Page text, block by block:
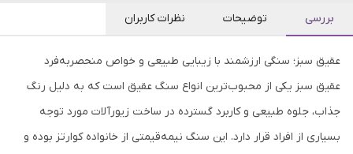
بررسی توضیحات نظرات کاربران
عقیق سبز؛ سنگی ارزشمند با زیبایی طبیعی و خواص منحصربه‌فرد
عقیق سبز یکی از محبوب‌ترین انواع سنگ عقیق است که به دلیل رنگ
جذاب، جلوه طبیعی و کاربرد گسترده در ساخت زیورآلات مورد توجه
بسیاری از افراد قرار دارد. این سنگ نیمه‌قیمتی از خانواده کوارتز بوده و